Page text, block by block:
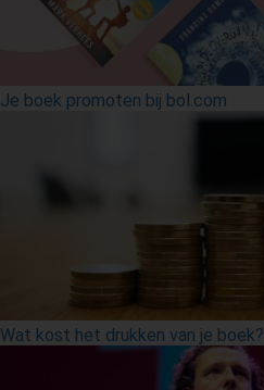
Je boek promoten bij bol.com
Wat kost het drukken van je boek?